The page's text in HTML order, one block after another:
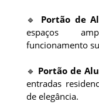
🔹 Portão de
espaços
funcionamento
🔹 Portão de
entradas
de elegância.